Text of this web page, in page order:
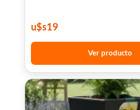
u$s19
Ver producto